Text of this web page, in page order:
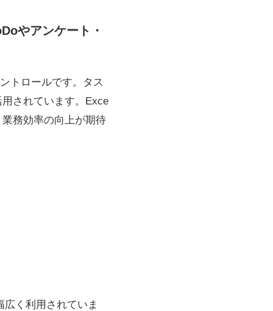
やアンケート・
トロールです。タス
されています。Exce
務効率の向上が期待
く利用されていま